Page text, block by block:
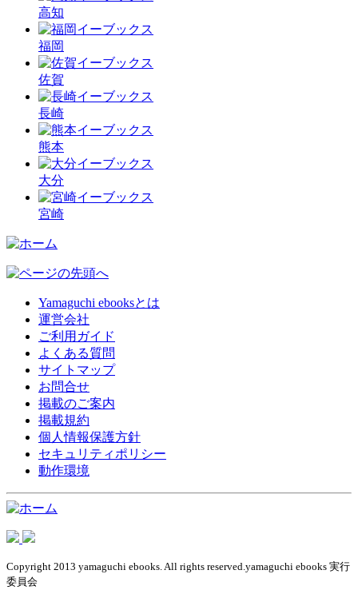
高知
福岡
佐賀
長崎
熊本
大分
宮崎
Yamaguchi ebooksとは
運営会社
ご利用ガイド
よくある質問
サイトマップ
お問合せ
掲載のご案内
掲載規約
個人情報保護方針
セキュリティポリシー
動作環境
Copyright 2013 yamaguchi ebooks. All rights reserved.yamaguchi ebooks 実行
委員会